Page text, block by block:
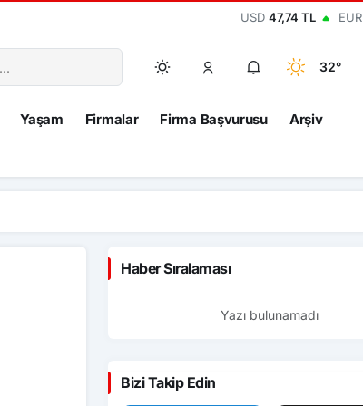
USD 47,74 TL EUR
32°
Yaşam Firmalar Firma Başvurusu Arşiv
Haber Sıralaması
Yazı bulunamadı
Bizi Takip Edin